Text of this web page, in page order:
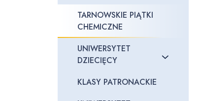
TARNOWSKIE PIĄTKI
CHEMICZNE
UNIWERSYTET
DZIECIĘCY
KLASY PATRONACKIE